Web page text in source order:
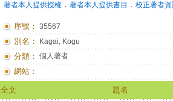
著者本人提供授權． 著者本人提供書目 ． 校正著者資
序號： 35567
別名： Kagai, Kogu
分類： 個人著者
網站：
全文 題名